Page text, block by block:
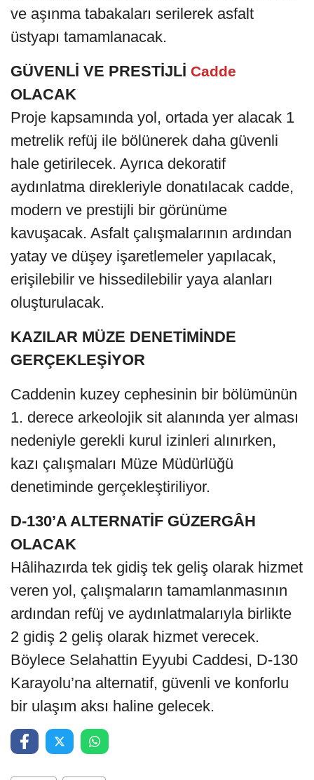
ve aşınma tabakaları serilerek asfalt
üstyapı tamamlanacak.
GÜVENLİ VE PRESTİJLİ Cadde
OLACAK
Proje kapsamında yol, ortada yer alacak 1
metrelik refüj ile bölünerek daha güvenli
hale getirilecek. Ayrıca dekoratif
aydınlatma direkleriyle donatılacak cadde,
modern ve prestijli bir görünüme
kavuşacak. Asfalt çalışmalarının ardından
yatay ve düşey işaretlemeler yapılacak,
erişilebilir ve hissedilebilir yaya alanları
oluşturulacak.
KAZILAR MÜZE DENETİMİNDE
GERÇEKLEŞİYOR
Caddenin kuzey cephesinin bir bölümünün
1. derece arkeolojik sit alanında yer alması
nedeniyle gerekli kurul izinleri alınırken,
kazı çalışmaları Müze Müdürlüğü
denetiminde gerçekleştiriliyor.
D-130’A ALTERNATİF GÜZERGÂH
OLACAK
Hâlihazırda tek gidiş tek geliş olarak hizmet
veren yol, çalışmaların tamamlanmasının
ardından refüj ve aydınlatmalarıyla birlikte
2 gidiş 2 geliş olarak hizmet verecek.
Böylece Selahattin Eyyubi Caddesi, D-130
Karayolu’na alternatif, güvenli ve konforlu
bir ulaşım aksı haline gelecek.